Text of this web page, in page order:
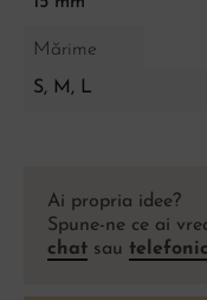
Mărime
S, M, L
Ai propria idee?
Spune-ne ce ai
chat sau